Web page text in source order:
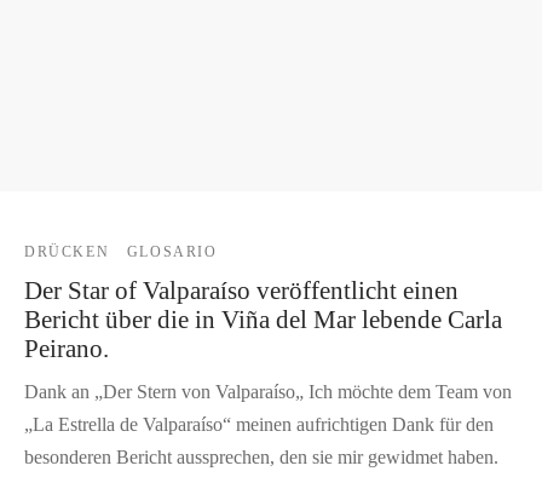
DRÜCKEN GLOSARIO
Der Star of Valparaíso veröffentlicht einen
Bericht über die in Viña del Mar lebende Carla
Peirano.
Dank an „Der Stern von Valparaíso„ Ich möchte dem Team von
„La Estrella de Valparaíso“ meinen aufrichtigen Dank für den
besonderen Bericht aussprechen, den sie mir gewidmet haben.